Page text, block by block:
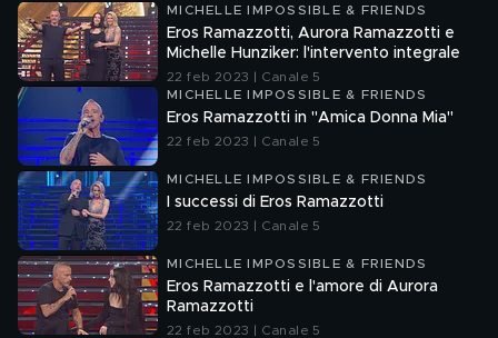
MICHELLE IMPOSSIBLE & FRIENDS
Eros Ramazzotti, Aurora Ramazzotti e
Michelle Hunziker: l'intervento integrale
22 feb 2023 | Canale 5
MICHELLE IMPOSSIBLE & FRIENDS
Eros Ramazzotti in "Amica Donna Mia"
22 feb 2023 | Canale 5
MICHELLE IMPOSSIBLE & FRIENDS
I successi di Eros Ramazzotti
22 feb 2023 | Canale 5
MICHELLE IMPOSSIBLE & FRIENDS
Eros Ramazzotti e l'amore di Aurora
Ramazzotti
22 feb 2023 | Canale 5